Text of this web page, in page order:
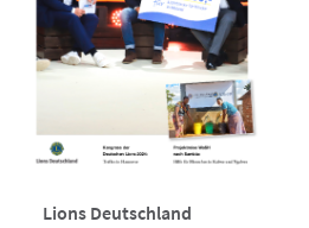
Lions Deutschland